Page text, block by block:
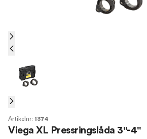
Artikelnr: 1374
Viega XL Pressringslåda 3"-4"